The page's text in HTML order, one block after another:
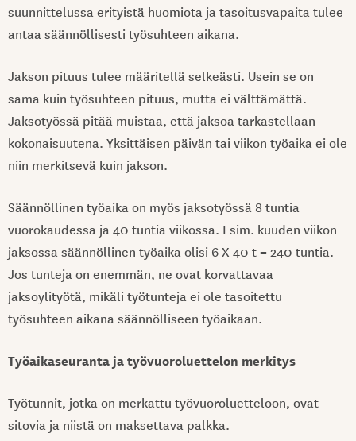
suunnittelussa erityistä huomiota ja tasoitusvapaita tulee
antaa säännöllisesti työsuhteen aikana.
Jakson pituus tulee määritellä selkeästi. Usein se on
sama kuin työsuhteen pituus, mutta ei välttämättä.
Jaksotyössä pitää muistaa, että jaksoa tarkastellaan
kokonaisuutena. Yksittäisen päivän tai viikon työaika ei ole
niin merkitsevä kuin jakson.
Säännöllinen työaika on myös jaksotyössä 8 tuntia
vuorokaudessa ja 40 tuntia viikossa. Esim. kuuden viikon
jaksossa säännöllinen työaika olisi 6 X 40 t = 240 tuntia.
Jos tunteja on enemmän, ne ovat korvattavaa
jaksoylityötä, mikäli työtunteja ei ole tasoitettu
työsuhteen aikana säännölliseen työaikaan.
Työaikaseuranta ja työvuoroluettelon merkitys
Työtunnit, jotka on merkattu työvuoroluetteloon, ovat
sitovia ja niistä on maksettava palkka.